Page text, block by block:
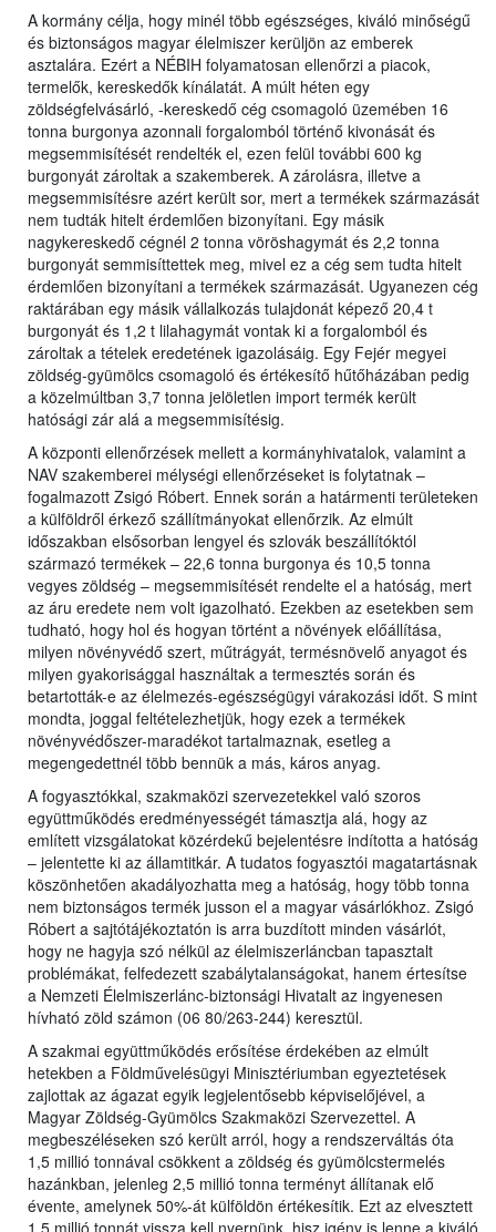
A kormány célja, hogy minél több egészséges, kiváló minőségű
és biztonságos magyar élelmiszer kerüljön az emberek
asztalára. Ezért a NÉBIH folyamatosan ellenőrzi a piacok,
termelők, kereskedők kínálatát. A múlt héten egy
zöldségfelvásárló, -kereskedő cég csomagoló üzemében 16
tonna burgonya azonnali forgalomból történő kivonását és
megsemmisítését rendelték el, ezen felül további 600 kg
burgonyát zároltak a szakemberek. A zárolásra, illetve a
megsemmisítésre azért került sor, mert a termékek származását
nem tudták hitelt érdemlően bizonyítani. Egy másik
nagykereskedő cégnél 2 tonna vöröshagymát és 2,2 tonna
burgonyát semmisíttettek meg, mivel ez a cég sem tudta hitelt
érdemlően bizonyítani a termékek származását. Ugyanezen cég
raktárában egy másik vállalkozás tulajdonát képező 20,4 t
burgonyát és 1,2 t lilahagymát vontak ki a forgalomból és
zároltak a tételek eredetének igazolásáig. Egy Fejér megyei
zöldség-gyümölcs csomagoló és értékesítő hűtőházában pedig
a közelmúltban 3,7 tonna jelöletlen import termék került
hatósági zár alá a megsemmisítésig.
A központi ellenőrzések mellett a kormányhivatalok, valamint a
NAV szakemberei mélységi ellenőrzéseket is folytatnak –
fogalmazott Zsigó Róbert. Ennek során a határmenti területeken
a külföldről érkező szállítmányokat ellenőrzik. Az elmúlt
időszakban elsősorban lengyel és szlovák beszállítóktól
származó termékek – 22,6 tonna burgonya és 10,5 tonna
vegyes zöldség – megsemmisítését rendelte el a hatóság, mert
az áru eredete nem volt igazolható. Ezekben az esetekben sem
tudható, hogy hol és hogyan történt a növények előállítása,
milyen növényvédő szert, műtrágyát, termésnövelő anyagot és
milyen gyakorisággal használtak a termesztés során és
betartották-e az élelmezés-egészségügyi várakozási időt. S mint
mondta, joggal feltételezhetjük, hogy ezek a termékek
növényvédőszer-maradékot tartalmaznak, esetleg a
megengedettnél több bennük a más, káros anyag.
A fogyasztókkal, szakmaközi szervezetekkel való szoros
együttműködés eredményességét támasztja alá, hogy az
említett vizsgálatokat közérdekű bejelentésre indította a hatóság
– jelentette ki az államtitkár. A tudatos fogyasztói magatartásnak
köszönhetően akadályozhatta meg a hatóság, hogy több tonna
nem biztonságos termék jusson el a magyar vásárlókhoz. Zsigó
Róbert a sajtótájékoztatón is arra buzdított minden vásárlót,
hogy ne hagyja szó nélkül az élelmiszerláncban tapasztalt
problémákat, felfedezett szabálytalanságokat, hanem értesítse
a Nemzeti Élelmiszerlánc-biztonsági Hivatalt az ingyenesen
hívható zöld számon (06 80/263-244) keresztül.
A szakmai együttműködés erősítése érdekében az elmúlt
hetekben a Földművelésügyi Minisztériumban egyeztetések
zajlottak az ágazat egyik legjelentősebb képviselőjével, a
Magyar Zöldség-Gyümölcs Szakmaközi Szervezettel. A
megbeszéléseken szó került arról, hogy a rendszerváltás óta
1,5 millió tonnával csökkent a zöldség és gyümölcstermelés
hazánkban, jelenleg 2,5 millió tonna terményt állítanak elő
évente, amelynek 50%-át külföldön értékesítik. Ezt az elvesztett